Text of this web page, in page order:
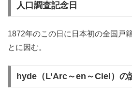
人口調査記念日
1872年のこの日に日本初の全国戸
とに因む。
hyde（L’Arc～en～Ciel）の